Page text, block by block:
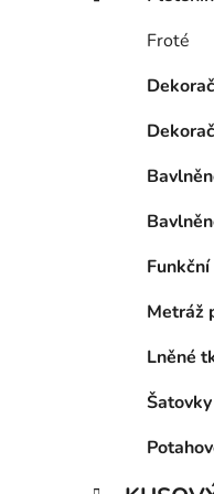
p
Froté
Metráž
Lněné